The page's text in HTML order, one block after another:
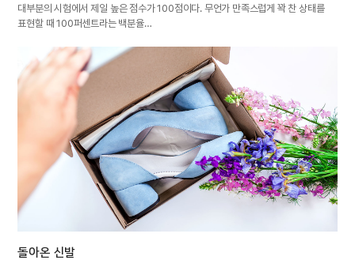
대부분의 시험에서 제일 높은 점수가 100점이다. 무언가 만족스럽게 꽉 찬 상태를
표현할 때 100퍼센트라는 백분율…
돌아온 신발